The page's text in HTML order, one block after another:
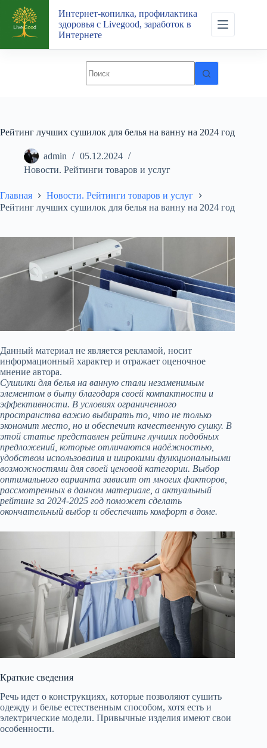
Перейти
сути
Интернет-копилка, профилактика
здоровья с Livegood, заработок в
Интернете
Рейтинг лучших сушилок для белья на ванну на 2024 год
admin
05.12.2024
Новости. Рейтинги товаров и услуг
Главная
Новости. Рейтинги товаров и услуг
Рейтинг лучших сушилок для белья на ванну на 2024 год
Данный материал не является рекламой, носит
информационный характер и отражает оценочное
мнение автора.
Сушилки для белья на ванную стали незаменимым
элементом в быту благодаря своей компактности и
эффективности. В условиях ограниченного
пространства важно выбирать то, что не только
экономит место, но и обеспечит качественную сушку. В
этой статье представлен рейтинг лучших подобных
предложений, которые отличаются надёжностью,
удобством использования и широкими функциональными
возможностями для своей ценовой категории. Выбор
оптимального варианта зависит от многих факторов,
рассмотренных в данном материале, а актуальный
рейтинг за 2024-2025 год поможет сделать
окончательный выбор и обеспечить комфорт в доме.
Краткие сведения
Речь идет о конструкциях, которые позволяют сушить
одежду и белье естественным способом, хотя есть и
электрические модели. Привычные изделия имеют свои
особенности.